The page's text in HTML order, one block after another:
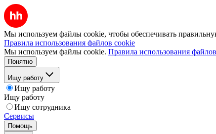
Мы используем файлы cookie, чтобы обеспечивать
Правила использования файлов cookie
Мы используем файлы cookie. Правила использования
Понятно
Ищу работу
Ищу работу
Ищу работу
Ищу сотрудника
Сервисы
Помощь